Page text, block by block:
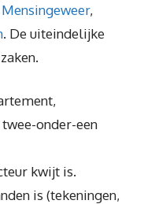
Mensingeweer,
. De uiteindelijke
onder-een
kwijt is.
is (tekeningen,